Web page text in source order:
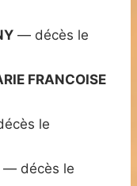
— décès le
FRANCOISE
le
— décès le